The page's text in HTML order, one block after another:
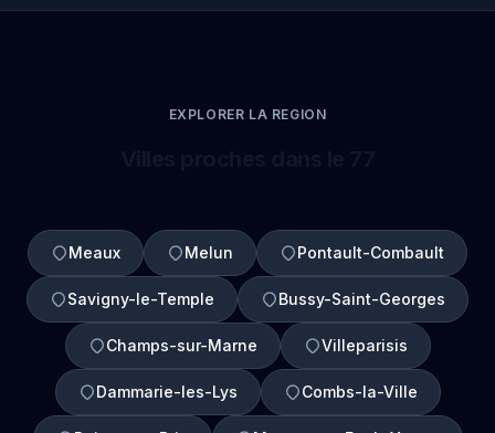
EXPLORER LA REGION
Meaux Melun Pontault-Combault
Savigny-le-Temple Bussy-Saint-Georges
Champs-sur-Marne Villeparisis
Dammarie-les-Lys Combs-la-Ville